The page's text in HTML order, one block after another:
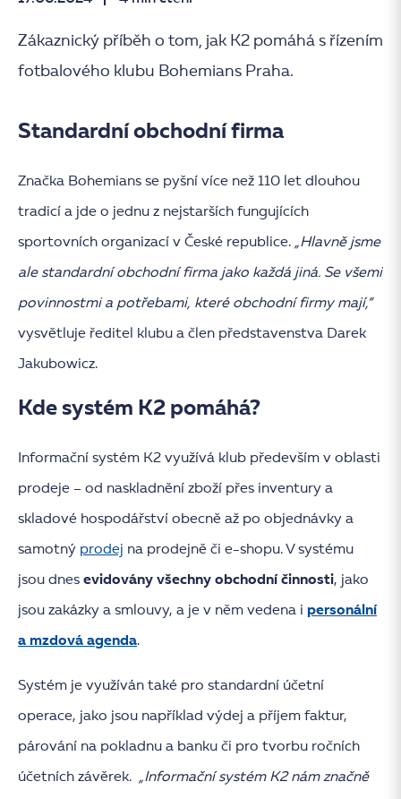
Zákaznický příběh o tom, jak K2 pomáhá s řízením
fotbalového klubu Bohemians Praha.
Standardní obchodní firma
Značka Bohemians se pyšní více než 110 let dlouhou
tradicí a jde o jednu z nejstarších fungujících
sportovních organizací v České republice. „Hlavně jsme
ale standardní obchodní firma jako každá jiná. Se všemi
povinnostmi a potřebami, které obchodní firmy mají,“
vysvětluje ředitel klubu a člen představenstva Darek
Jakubowicz.
Kde systém K2 pomáhá?
Informační systém K2 využívá klub především v oblasti
prodeje – od naskladnění zboží přes inventury a
skladové hospodářství obecně až po objednávky a
samotný prodej na prodejně či e-shopu. V systému
jsou dnes evidovány všechny obchodní činnosti, jako
jsou zakázky a smlouvy, a je v něm vedena i personální
a mzdová agenda.
Systém je využíván také pro standardní účetní
operace, jako jsou například výdej a příjem faktur,
párování na pokladnu a banku či pro tvorbu ročních
účetních závěrek. „Informační systém K2 nám značně